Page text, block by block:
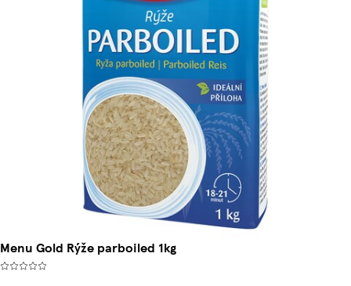
Menu Gold Rýže parboiled 1kg